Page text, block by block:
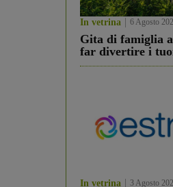
In vetrina 6 Agosto
Gita di famiglia
far divertire i
In vetrina 3 Agosto